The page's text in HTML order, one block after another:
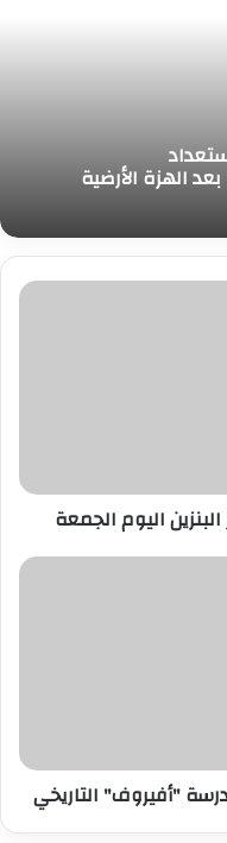
اليوم الجمعة
"أفيروف" التاريخي